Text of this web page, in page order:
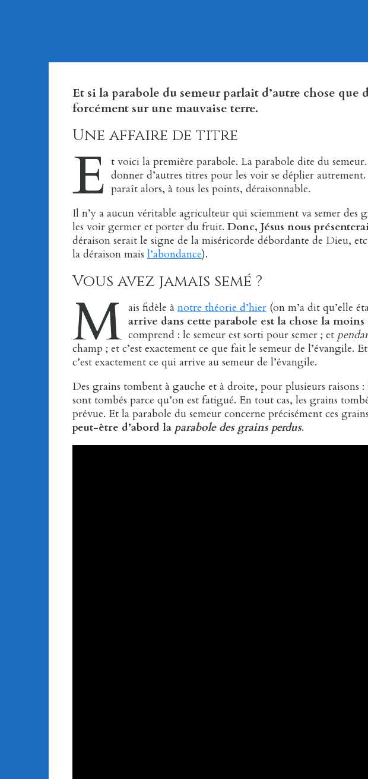
Et si la parabole du semeur parlait d’autre chose que
forcément sur une mauvaise terre.
Une affaire de titre
E t voici la première parabole. La parabole dite du
donner d’autres titres pour les voir se déplier
paraît alors, à tous les points, déraisonnable.
Il n’y a aucun véritable agriculteur qui sciemment va semer des
les voir germer et porter du fruit. Donc, Jésus nous
déraison serait le signe de la miséricorde débordante de Dieu,
la déraison mais l’abondance).
Vous avez jamais semé ?
M ais fidèle à notre théorie d’hier (on m’a dit qu’elle
arrive dans cette parabole est la chose la
comprend : le semeur est sorti pour semer ; et
champ ; et c’est exactement ce que fait le semeur de
c’est exactement ce qui arrive au semeur de l’évangile.
Des grains tombent à gauche et à droite, pour plusieurs raisons
sont tombés parce qu’on est fatigué. En tout cas, les grains
prévue. Et la parabole du semeur concerne précisément ces
peut-être d’abord la parabole des grains perdus.